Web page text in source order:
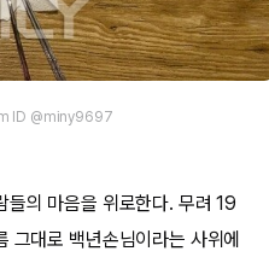
ID @miny9697
들의 마음을 위로한다. 무려 19
그대로 백년손님이라는 사위에